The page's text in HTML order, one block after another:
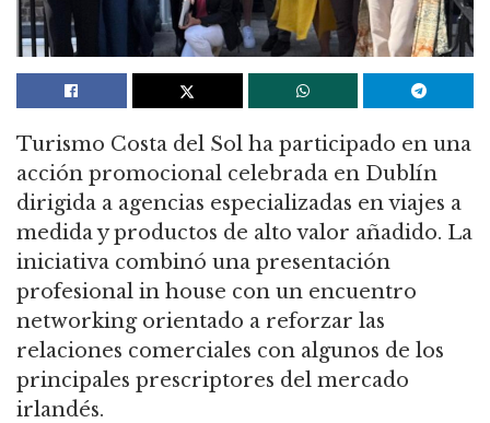
Turismo Costa del Sol ha participado en una
acción promocional celebrada en Dublín
dirigida a agencias especializadas en viajes a
medida y productos de alto valor añadido. La
iniciativa combinó una presentación
profesional in house con un encuentro
networking orientado a reforzar las
relaciones comerciales con algunos de los
principales prescriptores del mercado
irlandés.